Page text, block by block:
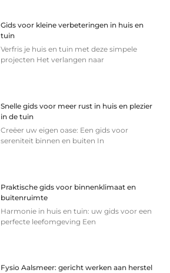
Gids voor kleine verbeteringen in huis en
tuin
Verfris je huis en tuin met deze simpele
projecten Het verlangen naar
Snelle gids voor meer rust in huis en plezier
in de tuin
Creëer uw eigen oase: Een gids voor
sereniteit binnen en buiten In
Praktische gids voor binnenklimaat en
buitenruimte
Harmonie in huis en tuin: uw gids voor een
perfecte leefomgeving Een
Fysio Aalsmeer: gericht werken aan herstel